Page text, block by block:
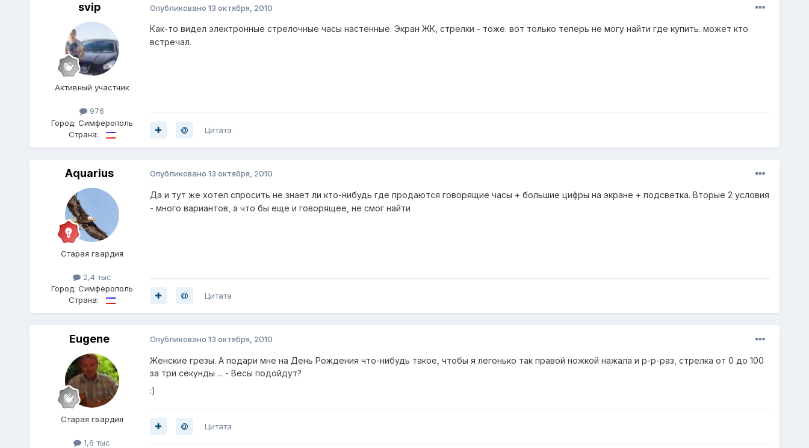
svip
Активный участник
976
Город: Симферополь
Страна:
Опубликовано 13 октября, 2010
Как-то видел электронные стрелочные часы настенные. Экран ЖК, стрелки - тоже. вот только теперь не могу найти где купить. может кто
встречал.
Цитата
Aquarius
Старая гвардия
2,4 тыс
Город: Симферополь
Страна:
Опубликовано 13 октября, 2010
Да и тут же хотел спросить не знает ли кто-нибудь где продаются говорящие часы + большие цифры на экране + подсветка. Вторые 2 условия
- много вариантов, а что бы еще и говорящее, не смог найти
Цитата
Eugene
Старая гвардия
1,6 тыс
Опубликовано 13 октября, 2010
Женские грезы. А подари мне на День Рождения что-нибудь такое, чтобы я легонько так правой ножкой нажала и р-р-раз, стрелка от 0 до 100
за три секунды ... - Весы подойдут?
:)
Цитата